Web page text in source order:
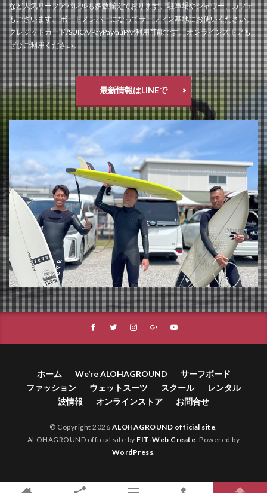
など人気サーフアパレルも多数揃えております。 駐車場やシャワー、カフェ
もございます。 ボードメンバーになってサーフィン基地にお使いください。
クレジットカード/SUICA/PayPay/auPAY利用可能です。 オンラインストアも
ぜひご利用ください。
最新情報はLINEで
ホーム We’re ALOHAGROUND
サーフボード
ファッション
ウェットスーツ スクール
レンタル
波情報
オンラインストア お問合せ
© Copyright 2026 ALOHAGROUND official site
ALOHAGROUND official site by FIT-Web Create . Powered by
WordPress